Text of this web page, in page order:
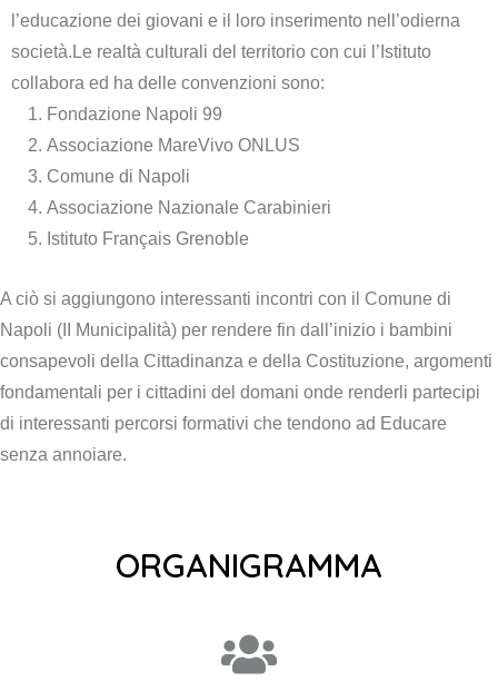
l’educazione dei giovani e il loro inserimento nell’odierna
società. Le realtà culturali del territorio con cui l’Istituto
collabora ed ha delle convenzioni sono:
Fondazione Napoli 99
Associazione MareVivo ONLUS
Comune di Napoli
Associazione Nazionale Carabinieri
Istituto Français Grenoble
A ciò si aggiungono interessanti incontri con il Comune di
Napoli (II Municipalità) per rendere fin dall’inizio i bambini
consapevoli della Cittadinanza e della Costituzione, argomenti
fondamentali per i cittadini del domani onde renderli partecipi
di interessanti percorsi formativi che tendono ad Educare
senza annoiare.
ORGANIGRAMMA